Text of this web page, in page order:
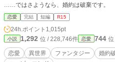
……ではさようなら、婚約は破棄です。
恋愛 完結 短編 R15
24h.ポイント 1,015pt
小説 1,292 位 / 228,746件 恋愛 744
恋愛 異世界 ファンタジー 婚約